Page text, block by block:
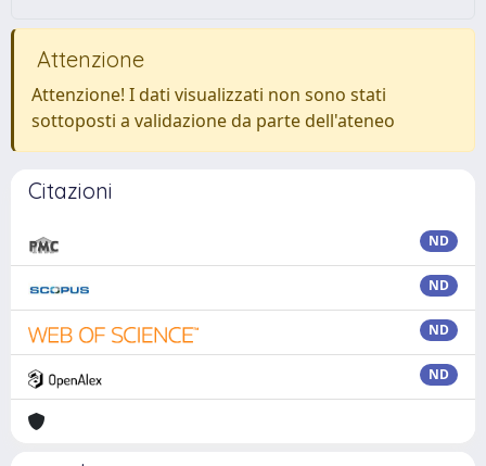
Attenzione
Attenzione! I dati visualizzati non sono stati
sottoposti a validazione da parte dell'ateneo
Citazioni
ND
ND
ND
ND